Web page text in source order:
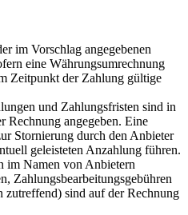
im Vorschlag angegebenen
eine Währungsumrechnung
Zeitpunkt der Zahlung gültige
und Zahlungsfristen sind in
Rechnung angegeben. Eine
Stornierung durch den Anbieter
geleisteten Anzahlung führen.
im Namen von Anbietern
Zahlungsbearbeitungsgebühren
zutreffend) sind auf der Rechnung